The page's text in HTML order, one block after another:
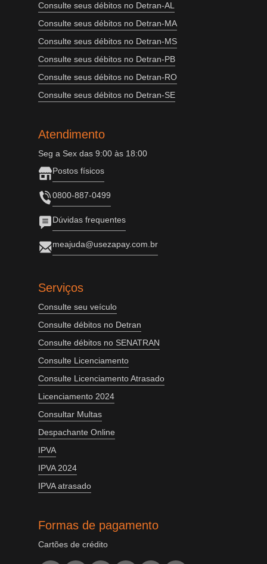
Consulte seus débitos no Detran-AL
Consulte seus débitos no Detran-MA
Consulte seus débitos no Detran-MS
Consulte seus débitos no Detran-PB
Consulte seus débitos no Detran-RO
Consulte seus débitos no Detran-SE
Atendimento
Seg a Sex das 9:00 às 18:00
Postos físicos
0800-887-0499
Dúvidas frequentes
meajuda@usezapay.com.br
Serviços
Consulte seu veículo
Consulte débitos no Detran
Consulte débitos no SENATRAN
Consulte Licenciamento
Consulte Licenciamento Atrasado
Licenciamento 2024
Consultar Multas
Despachante Online
IPVA
IPVA 2024
IPVA atrasado
Formas de pagamento
Cartões de crédito